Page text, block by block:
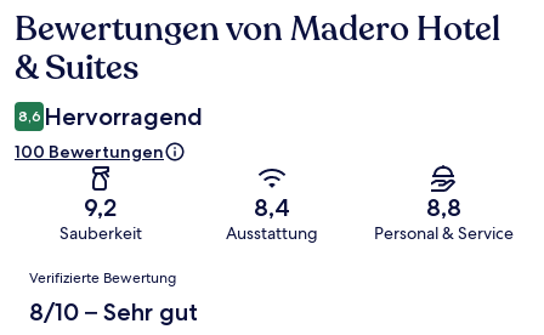
Bewertungen
Bewertungen von Madero Hotel
& Suites
8,6 Hervorragend
100 Bewertungen
9,2
Sauberkeit
8,4
Ausstattung
8,8
Personal & Service
Bewertungen
Verifizierte Bewertung
8/10 – Sehr gut